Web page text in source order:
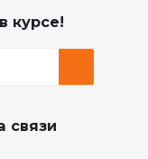
курсе!
связи